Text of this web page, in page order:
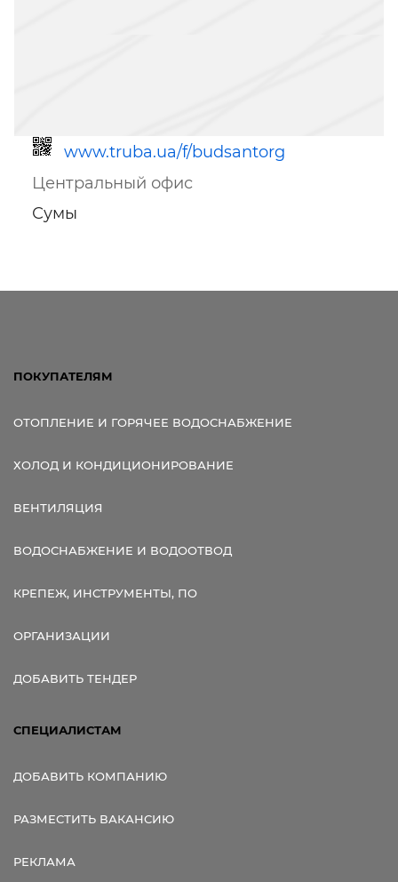
www.truba.ua/f/budsantorg
Центральный офис
Сумы
ПОКУПАТЕЛЯМ
ОТОПЛЕНИЕ И ГОРЯЧЕЕ ВОДОСНАБЖЕНИЕ
ХОЛОД И КОНДИЦИОНИРОВАНИЕ
ВЕНТИЛЯЦИЯ
ВОДОСНАБЖЕНИЕ И ВОДООТВОД
КРЕПЕЖ, ИНСТРУМЕНТЫ, ПО
ОРГАНИЗАЦИИ
ДОБАВИТЬ ТЕНДЕР
СПЕЦИАЛИСТАМ
ДОБАВИТЬ КОМПАНИЮ
РАЗМЕСТИТЬ ВАКАНСИЮ
РЕКЛАМА